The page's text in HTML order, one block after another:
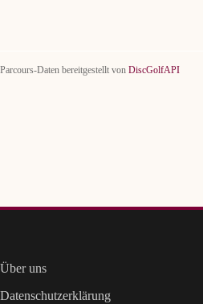
Parcours-Daten bereitgestellt von DiscGolfAPI
Über uns
Datenschutzerklärung